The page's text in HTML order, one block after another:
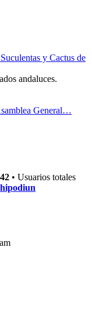
y Cactus de
andaluces.
General…
• Usuarios totales